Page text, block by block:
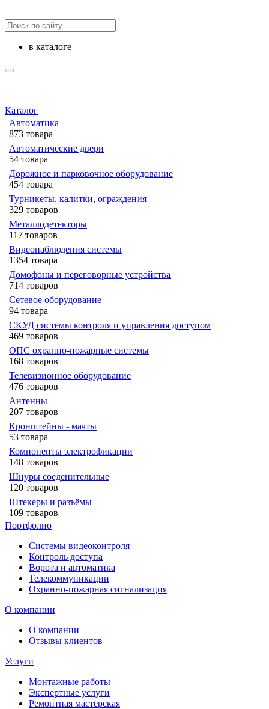
в каталоге
Каталог
Автоматика
873 товара
Автоматические двери
54 товара
Дорожное и парковочное оборудование
454 товара
Турникеты, калитки, ограждения
329 товаров
Металлодетекторы
117 товаров
Видеонаблюдения cистемы
1354 товара
Домофоны и переговорные устройства
714 товаров
Сетевое оборудование
94 товара
СКУД системы контроля и управления доступом
469 товаров
ОПС охранно-пожарные системы
168 товаров
Телевизионное оборудование
476 товаров
Антенны
207 товаров
Кронштейны - мачты
53 товара
Компоненты электрофикации
148 товаров
Шнуры соеденительные
120 товаров
Штекеры и разъёмы
109 товаров
Портфолио
Системы видеоконтроля
Контроль доступа
Ворота и автоматика
Телекоммуникации
Охранно-пожарная сигнализация
О компании
О компании
Отзывы клиентов
Услуги
Монтажные работы
Экспертные услуги
Ремонтная мастерская